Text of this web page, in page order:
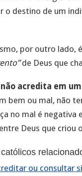
o destino de um
por outro lado,
de Deus que
não acredita em
bem ou mal, não
no mal é negativa
Deus que criou
ou consultar